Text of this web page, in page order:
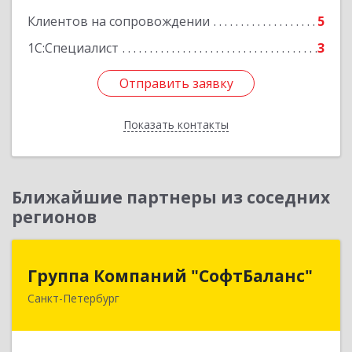
Клиентов на сопровождении
5
1С:Специалист
3
Отправить заявку
Показать контакты
Отправить заявку
Назад
Ближайшие партнеры из соседних
регионов
Группа Компаний "СофтБаланс"
Санкт-Петербург
Группа Компаний "СофтБаланс"
195112, Санкт-Петербург г, Заневский пр-кт,